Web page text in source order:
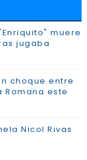
muere
jugaba
choque entre
Romana este
Nicol Rivas